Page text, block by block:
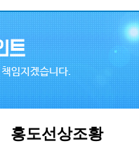
홍도선상조황